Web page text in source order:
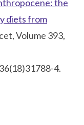
the
diets from
Volume 393,
4.